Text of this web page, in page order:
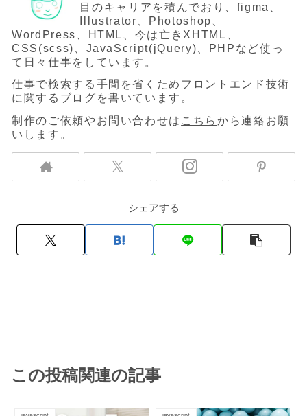
目のキャリアを積んでおり、figma、
Illustrator、Photoshop、
WordPress、HTML、今は亡きXHTML、
CSS(scss)、JavaScript(jQuery)、PHPなど使っ
て日々仕事をしています。
仕事で検索する手間を省くためフロントエンド技術
に関するブログを書いています。
制作のご依頼やお問い合わせは こちらから連絡お願
いします。
シェアする
この投稿関連の記事